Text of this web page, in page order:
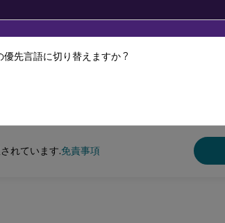
翻訳されています。
Desktops
れています.免責事項
先言語に切り替えますか ?